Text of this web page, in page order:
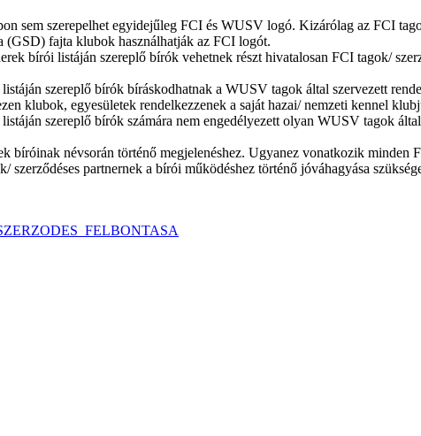
sem szerepelhet egyidejűleg FCI és WUSV logó. Kizárólag az FCI
(GSD) fajta klubok használhatják az FCI logót.
bírói listáján szereplő bírók vehetnek részt hivatalosan FCI tagok/
szereplő bírók bíráskodhatnak a WUSV tagok által szervezett
klubok, egyesületek rendelkezzenek a saját hazai/ nemzeti kennel
szereplő bírók számára nem engedélyezett olyan WUSV tagok
bíróinak névsorán történő megjelenéshez. Ugyanez vonatkozik minden
partnernek a bírói működéshez történő jóváhagyása